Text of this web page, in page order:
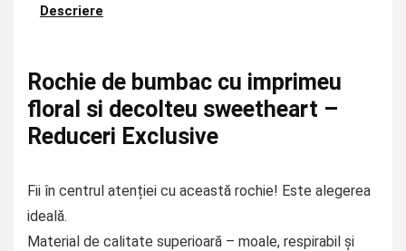
Descriere
Rochie de bumbac cu imprimeu
floral si decolteu sweetheart –
Reduceri Exclusive
Fii în centrul atenției cu această rochie! Este alegerea
ideală.
Material de calitate superioară – moale, respirabil și